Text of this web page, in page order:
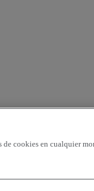
cookies en cualquier